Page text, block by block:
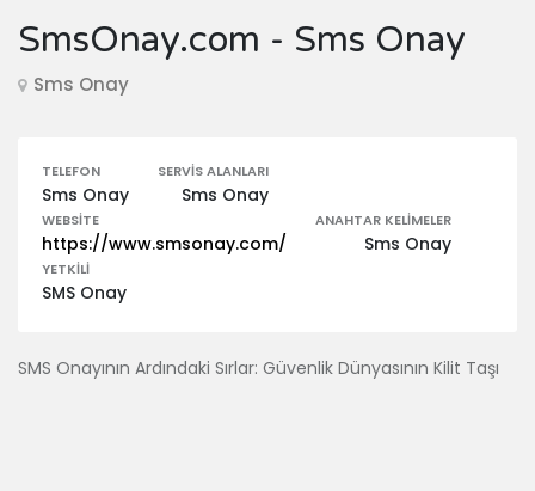
SmsOnay.com - Sms Onay
Sms Onay
TELEFON
Sms Onay
SERVIS ALANLARI
Sms Onay
WEBSITE
https://www.smsonay.com/
ANAHTAR KELIMELER
Sms Onay
YETKILI
SMS Onay
SMS Onayının Ardındaki Sırlar: Güvenlik Dünyasının Kilit Taşı